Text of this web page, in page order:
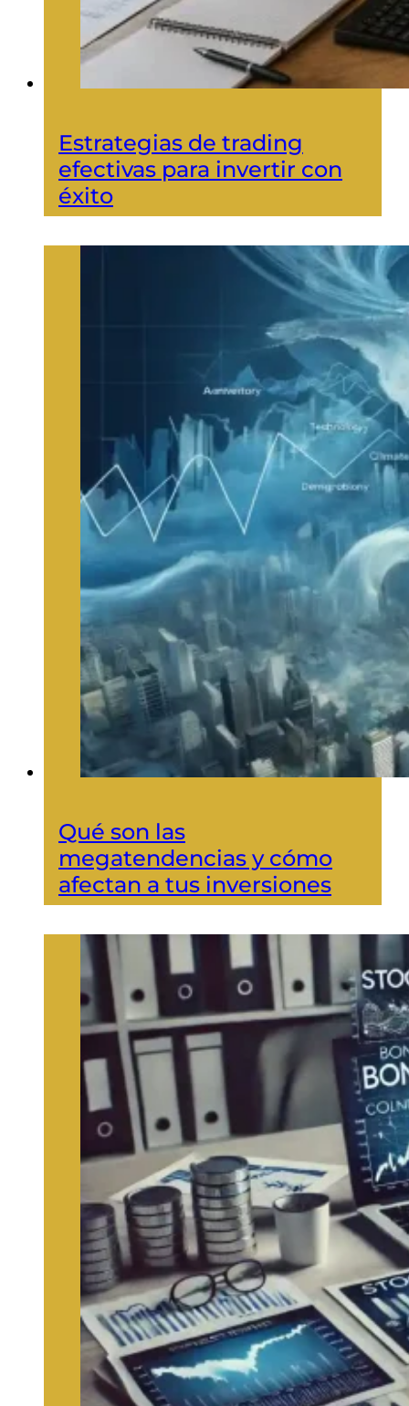
Estrategias de trading
efectivas para invertir con
éxito
Qué son las
megatendencias y cómo
afectan a tus inversiones